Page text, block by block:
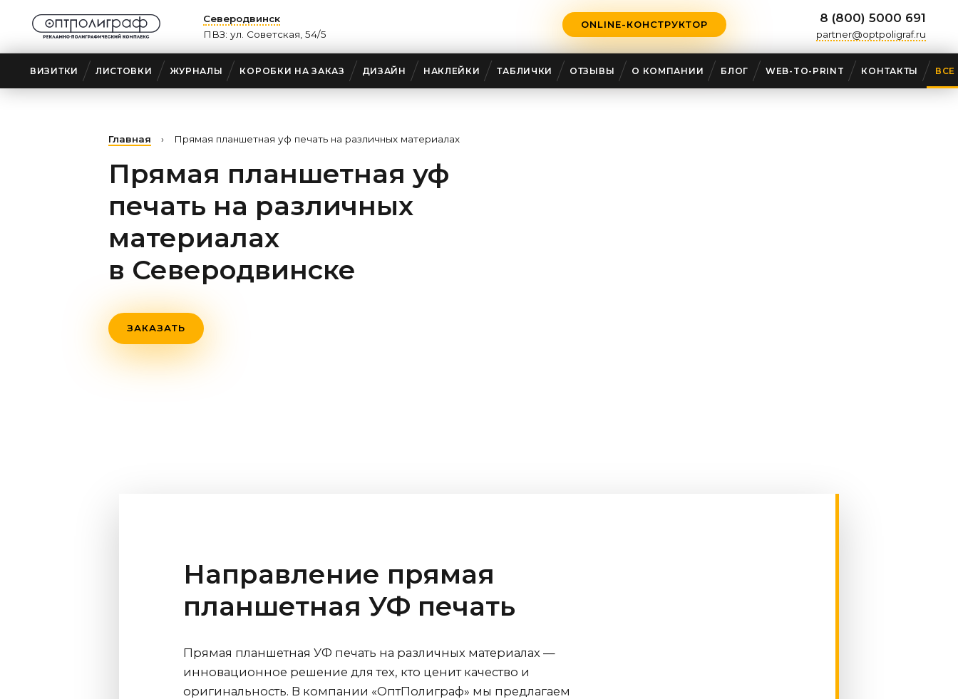
Северодвинск
ПВЗ: ул. Советская, 54/5
ONLINE-КОНСТРУКТОР 8 (800) 5000 691
partner@optpoligraf.ru
ВИЗИТКИ ЛИСТОВКИ ЖУРНАЛЫ КОРОБКИ НА ЗАКАЗ ДИЗАЙН НАКЛЕЙКИ ТАБЛИЧКИ ОТЗЫВЫ О КОМПАНИИ БЛОГ WEB-TO-PRINT КОНТАКТЫ ВСЕ
Главная › Прямая планшетная уф печать на различных материалах
Прямая планшетная уф
печать на различных
материалах
в Северодвинске
ЗАКАЗАТЬ
Направление прямая
планшетная УФ печать
Прямая планшетная УФ печать на различных материалах —
инновационное решение для тех, кто ценит качество и
оригинальность. В компании «ОптПолиграф» мы предлагаем